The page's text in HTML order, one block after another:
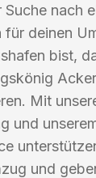
nach
für deinen
bist,
Mit
und
und